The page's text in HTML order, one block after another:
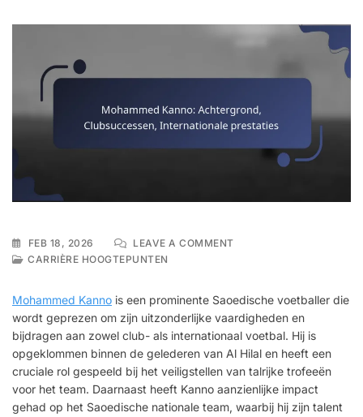
FEB 18, 2026 LEAVE A COMMENTON
CLUBSUCCESSEN,
INTERNATIONALE
PRESTATIES
CARRIÈRE HOOGTEPUNTEN
Mohammed Kanno is een prominente Saoedische voetballer die
wordt geprezen om zijn uitzonderlijke vaardigheden en
bijdragen aan zowel club- als internationaal voetbal. Hij is
opgeklommen binnen de gelederen van Al Hilal en heeft een
cruciale rol gespeeld bij het veiligstellen van talrijke trofeeën
voor het team. Daarnaast heeft Kanno aanzienlijke impact
gehad op het Saoedische nationale team, waarbij hij zijn talent